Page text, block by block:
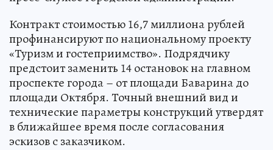
Контракт стоимостью 16,7 миллиона рублей
профинансируют по национальному проекту
«Туризм и гостеприимство». Подрядчику
предстоит заменить 14 остановок на главном
проспекте города – от площади Баварина до
площади Октября. Точный внешний вид и
технические параметры конструкций утвердят
в ближайшее время после согласования
эскизов с заказчиком.